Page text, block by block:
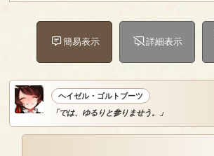
簡易表示 詳細表示
ヘイゼル・ゴルトブーツ
「では、ゆるりと参りませう。」